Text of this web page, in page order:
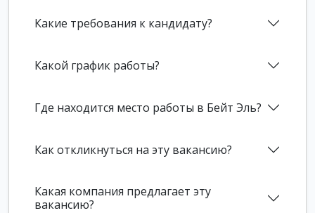
Какие требования к кандидату?
Какой график работы?
Где находится место работы в Бейт Эль?
Как откликнуться на эту вакансию?
Какая компания предлагает эту
вакансию?